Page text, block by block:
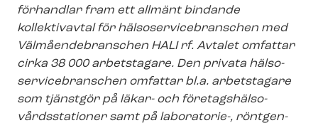
förhandlar fram ett allmänt bindande
kollektivavtal för häl­so­ser­vicebran­schen med
Väl­må­en­debran­schen HALI rf. Avtalet omfattar
cirka 38 000 arbetstagare. Den privata häl­so­
ser­vicebran­schen omfattar bl.a. arbetstagare
som tjänstgör på läkar- och fö­re­tags­häl­so­
vårds­sta­tio­ner samt på laboratorie-, röntgen-